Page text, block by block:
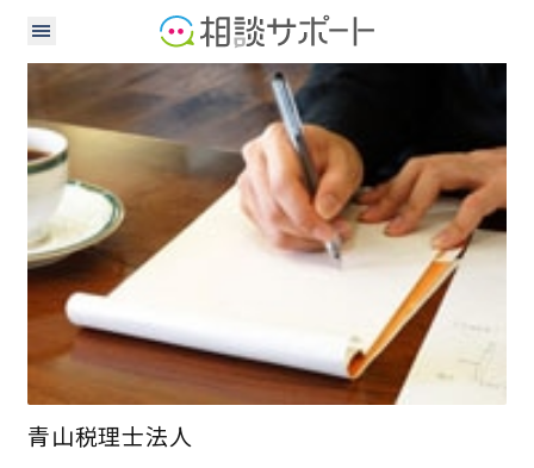
社会保険労務士 税理士 行政書士
青山税理士法人